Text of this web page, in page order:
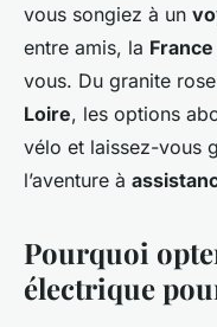
vous songiez à un
entre amis, la France
vous. Du granite
Loire, les options
vélo et laissez-vous
l’aventure à
Pourquoi
électrique